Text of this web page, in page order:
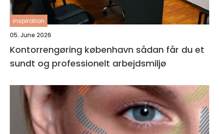
inspiration
05. June 2026
Kontorrengøring københavn sådan får du et
sundt og professionelt arbejdsmiljø